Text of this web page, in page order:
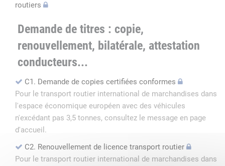
routiers
Demande de titres : copie,
renouvellement, bilatérale, attestation
conducteurs...
C1. Demande de copies certifiées conformes
Pour le transport routier international de marchandises dans
l'espace économique européen avec des véhicules
n'excédant pas 3,5 tonnes, consultez le message en page
d'accueil.
C2. Renouvellement de licence transport routier
Pour le transport routier international de marchandises dans